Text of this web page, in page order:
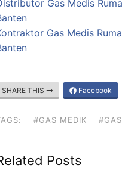
Gas Medis
Gas Medis
SHARE THIS Facebook
#GAS MEDIK
Posts